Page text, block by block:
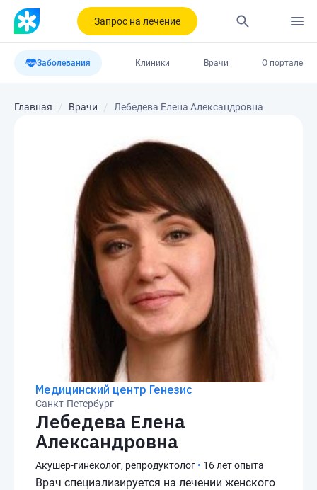
Запрос на лечение
Заболевания Клиники Врачи О портале
Главная Врачи Лебедева Елена Александровна
Медицинский центр Генезис
Санкт-Петербург
Лебедева Елена
Александровна
Акушер-гинеколог, репродуктолог • 16 лет опыта
Врач специализируется на лечении женского